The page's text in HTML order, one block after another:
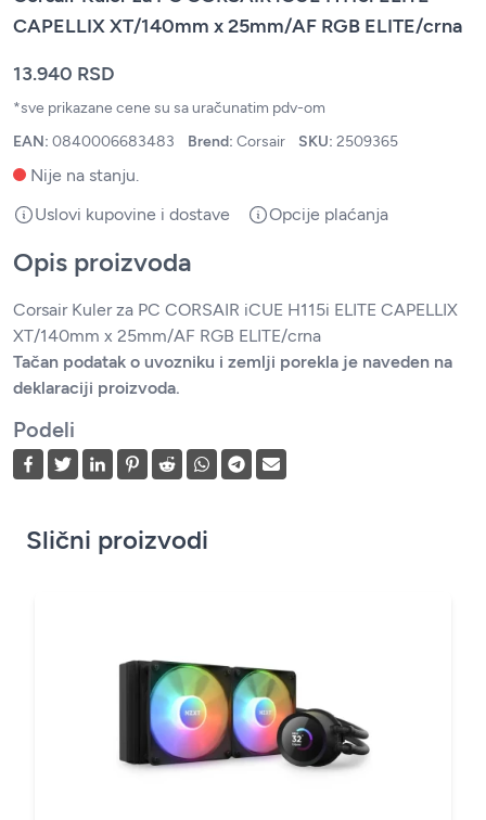
CAPELLIX XT/140mm x 25mm/AF RGB ELITE/crna
13.940 RSD
*sve prikazane cene su sa uračunatim pdv-om
EAN: 0840006683483 Brend: Corsair SKU: 2509365
Nije na stanju.
Uslovi kupovine i dostave
Opcije plaćanja
Opis proizvoda
Corsair Kuler za PC CORSAIR iCUE H115i ELITE CAPELLIX
XT/140mm x 25mm/AF RGB ELITE/crna
Tačan podatak o uvozniku i zemlji porekla je naveden na
deklaraciji proizvoda.
Podeli
Slični proizvodi